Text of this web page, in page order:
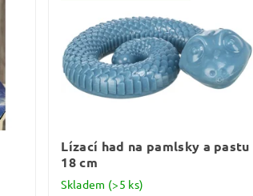
Lízací had na pamlsky a pastu
18 cm
Skladem (>5 ks)